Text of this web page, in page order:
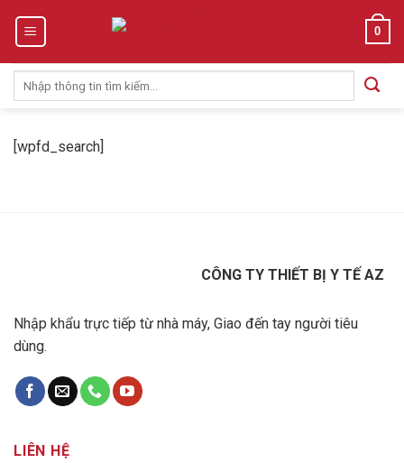
0
kiếm:
[wpfd_search]
CÔNG TY THIẾT BỊ Y TẾ AZ
Nhập khẩu trực tiếp từ nhà máy, Giao đến tay người tiêu
dùng.
LIÊN HỆ